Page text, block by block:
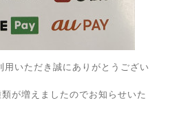
いただき誠にありがとうござい
が増えましたのでお知らせいた